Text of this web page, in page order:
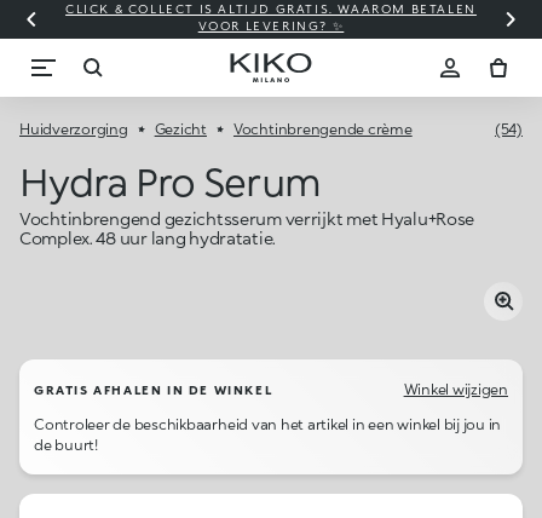
CLICK & COLLECT IS ALTIJD GRATIS. WAAROM BETALEN
VOOR LEVERING? ✨
Huidverzorging Gezicht Vochtinbrengende crème (54)
Hydra Pro Serum
Vochtinbrengend gezichtsserum verrijkt met Hyalu+Rose
Complex. 48 uur lang hydratatie.
GRATIS AFHALEN IN DE WINKEL
Winkel wijzigen
Controleer de beschikbaarheid van het artikel in een winkel bij jou in
de buurt!